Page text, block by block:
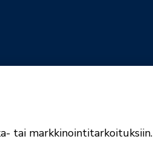
tai markkinointitarkoituksiin.